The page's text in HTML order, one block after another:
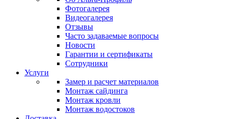
Фотогалерея
Видеогалерея
Отзывы
Часто задаваемые вопросы
Новости
Гарантии и сертификаты
Сотрудники
Услуги
Замер и расчет материалов
Монтаж сайдинга
Монтаж кровли
Монтаж водостоков